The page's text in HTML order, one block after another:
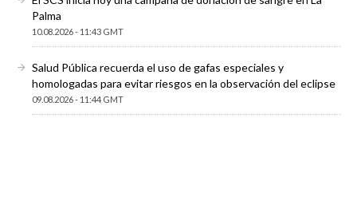
Palma
10.08.2026 - 11:43 GMT
Salud Pública recuerda el uso de gafas especiales y
homologadas para evitar riesgos en la observación del eclipse
09.08.2026 - 11:44 GMT